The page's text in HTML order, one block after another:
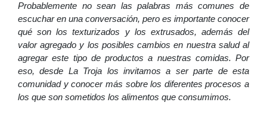
Probablemente no sean las palabras más comunes de
escuchar en una conversación, pero es importante conocer
qué son los texturizados y los extrusados, además del
valor agregado y los posibles cambios en nuestra salud al
agregar este tipo de productos a nuestras comidas. Por
eso, desde La Troja los invitamos a ser parte de esta
comunidad y conocer más sobre los diferentes procesos a
los que son sometidos los alimentos que consumimos.